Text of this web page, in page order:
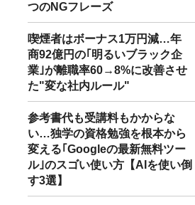
つのNGフレーズ
喫煙者はボーナス1万円減…年
商92億円の｢明るいブラック企
業｣が離職率60→8%に改善させ
た"変な社内ルール"
参考書代も受講料もかからな
い…独学の資格勉強を根本から
変える｢Googleの最新無料ツー
ル｣のスゴい使い方【AIを使い倒
す3選】